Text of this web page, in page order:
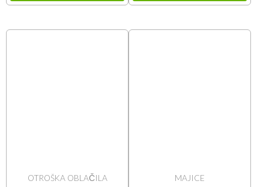
OTROŠKA OBLAČILA MAJICE